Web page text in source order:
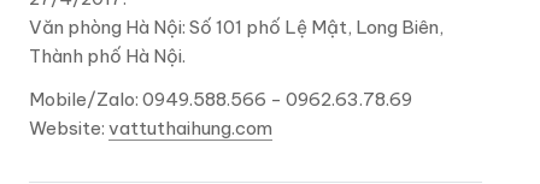
Văn phòng Hà Nội: Số 101 phố Lệ Mật, Long Biên,
Thành phố Hà Nội.
Mobile/Zalo: 0949.588.566 - 0962.63.78.69
Website: vattuthaihung.com